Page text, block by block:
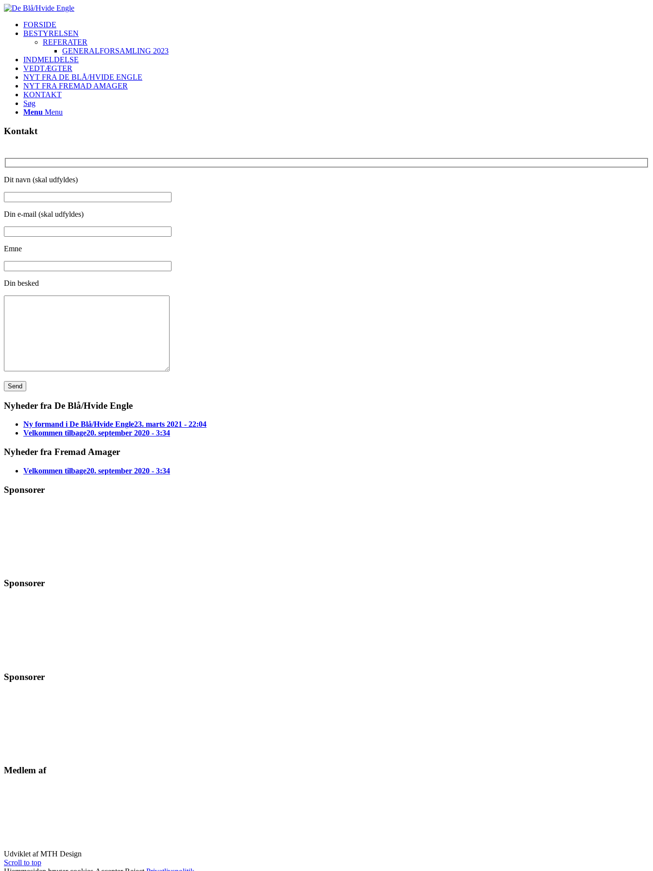
FORSIDE
BESTYRELSEN
REFERATER
GENERALFORSAMLING 2023
INDMELDELSE
VEDTÆGTER
NYT FRA DE BLÅ/HVIDE ENGLE
NYT FRA FREMAD AMAGER
KONTAKT
Søg
Menu Menu
Kontakt
Dit navn (skal udfyldes)
Din e-mail (skal udfyldes)
Emne
Din besked
Nyheder fra De Blå/Hvide Engle
Ny formand i De Blå/Hvide Engle23. marts 2021 - 22:04
Velkommen tilbage20. september 2020 - 3:34
Nyheder fra Fremad Amager
Velkommen tilbage20. september 2020 - 3:34
Sponsorer
Sponsorer
Sponsorer
Medlem af
Udviklet af MTH Design
Scroll to top